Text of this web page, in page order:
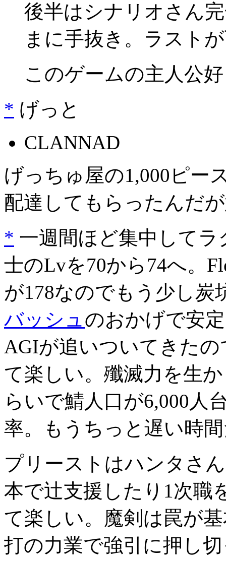
後半はシナリオさん
まに手抜き。ラスト
このゲームの主人公
* げっと
CLANNAD
げっちゅ屋の1,000ピー
配達してもらったんだ
* 一週間ほど集中して
士のLvを70から74へ。
が178なのでもう少し炭
バッシュのおかげで安
AGIが追いついてきた
て楽しい。殲滅力を生
らいで鯖人口が6,000人
率。もうちっと遅い時
プリーストはハンタさ
本で辻支援したり1次職
て楽しい。魔剣は罠が
打の力業で強引に押し